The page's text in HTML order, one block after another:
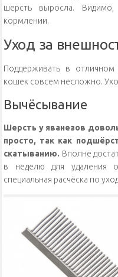
шерсть выросла.
кормлении.
Уход за
Поддерживать в
кошек совсем несложно.
Вычёсывание
Шерсть у яванезов
просто, так как
скатыванию. Вполне
в неделю для удаления
специальная расчёска по